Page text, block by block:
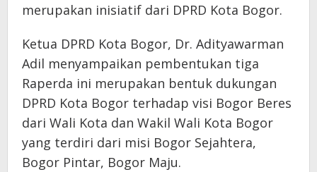
merupakan inisiatif dari DPRD Kota Bogor.
Ketua DPRD Kota Bogor, Dr. Adityawarman
Adil menyampaikan pembentukan tiga
Raperda ini merupakan bentuk dukungan
DPRD Kota Bogor terhadap visi Bogor Beres
dari Wali Kota dan Wakil Wali Kota Bogor
yang terdiri dari misi Bogor Sejahtera,
Bogor Pintar, Bogor Maju.